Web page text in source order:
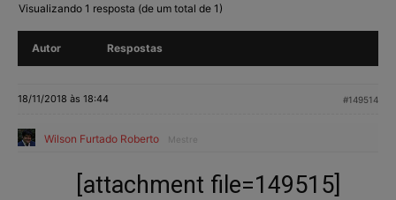
Visualizando 1 resposta (de um total de 1)
Autor Respostas
18/11/2018 às 18:44 #149514
Wilson Furtado Roberto Mestre
[attachment file=149515]